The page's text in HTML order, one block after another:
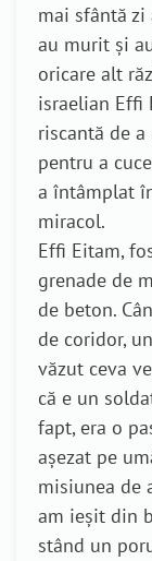
mai sfântă
au murit și
oricare alt
israelian
riscantă de
pentru a
a întâmplat
miracol.
Effi Eitam,
grenade de
de beton.
de coridor,
văzut ceva
că e un
fapt, era o
așezat pe
misiunea de
am ieșit din
stând un